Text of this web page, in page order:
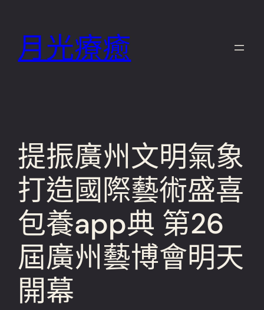
月光療癒
提振廣州文明氣象
打造國際藝術盛喜
包養app典 第26
屆廣州藝博會明天
開幕